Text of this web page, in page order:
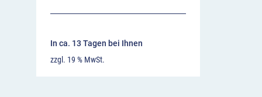
In ca. 13 Tagen bei Ihnen
zzgl. 19 % MwSt.